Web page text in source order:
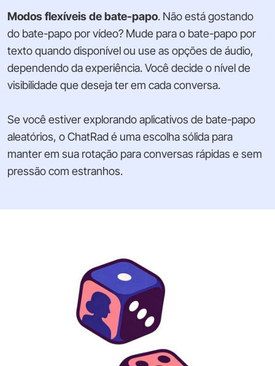
Modos flexíveis de bate-papo. Não está gostando
do bate-papo por vídeo? Mude para o bate-papo por
texto quando disponível ou use as opções de áudio,
dependendo da experiência. Você decide o nível de
visibilidade que deseja ter em cada conversa.
Se você estiver explorando aplicativos de bate-papo
aleatórios, o ChatRad é uma escolha sólida para
manter em sua rotação para conversas rápidas e sem
pressão com estranhos.